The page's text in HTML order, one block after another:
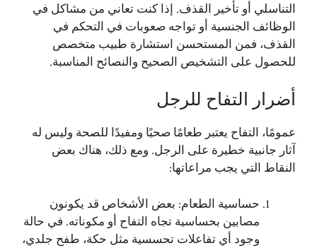
التناسلي أو تأخير القذف. إذا كنت تعاني من مشاكل في
الوظائف الجنسية أو تواجه صعوبات في التحكم في
القذف، فمن المستحسن استشارة طبيب متخصص
للحصول على التشخيص الصحيح والنصائح المناسبة.
أضرار التفاح للرجل
عمومًا، التفاح يعتبر طعامًا صحيًا ومفيدًا للصحة وليس له
آثار جانبية خطيرة على الرجل. ومع ذلك، هناك بعض
النقاط التي يجب مراعاتها:
حساسية الطعام: بعض الأشخاص قد يكونون
مصابين بحساسية تجاه التفاح أو مكوناته. في حالة
وجود أي تفاعلات تحسسية مثل حكة، طفح جلدي،